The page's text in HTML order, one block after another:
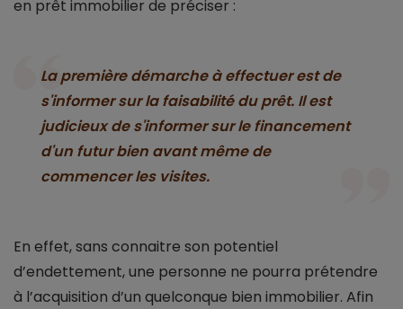
en prêt immobilier de préciser :
La première démarche à effectuer est de
s'informer sur la faisabilité du prêt. Il est
judicieux de s'informer sur le financement
d'un futur bien avant même de
commencer les visites.
En effet, sans connaitre son potentiel
d’endettement, une personne ne pourra prétendre
à l’acquisition d’un quelconque bien immobilier. Afin